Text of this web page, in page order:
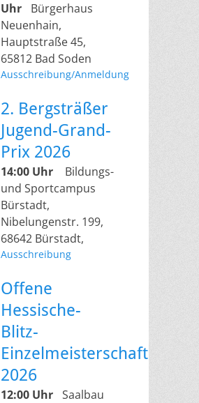
Uhr
Bürgerhaus
Neuenhain,
Hauptstraße 45,
65812 Bad Soden
Ausschreibung/Anmeldung
2. Bergsträßer
Jugend-Grand-
Prix 2026
14:00 Uhr
Bildungs-
und Sportcampus
Bürstadt,
Nibelungenstr. 199,
68642 Bürstadt,
Ausschreibung
Offene
Hessische-
Blitz-
Einzelmeisterschaft
2026
12:00 Uhr Saalbau